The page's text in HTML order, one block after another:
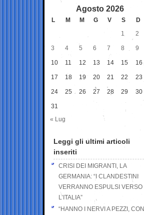
Agosto 2026
L M M G V S
D
1
2
3 4 5 6 7 8 9
10 11 12 13 14 15 16
17 18 19 20 21 22 23
24 25 26 27 28 29 30
31
« Lug
Leggi gli ultimi articoli
inseriti
CRISI DEI MIGRANTI, LA
GERMANIA: “I CLANDESTINI
VERRANNO ESPULSI VERSO
L’ITALIA”
“HANNO I NERVI A PEZZI, CON